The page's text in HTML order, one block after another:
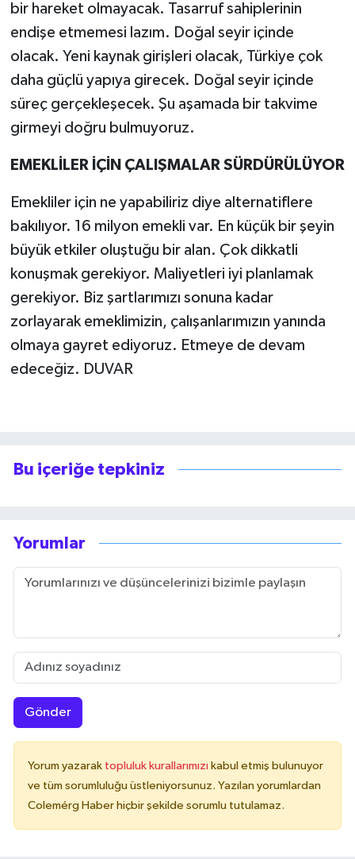
bir hareket olmayacak. Tasarruf sahiplerinin
endişe etmemesi lazım. Doğal seyir içinde
olacak. Yeni kaynak girişleri olacak, Türkiye çok
daha güçlü yapıya girecek. Doğal seyir içinde
süreç gerçekleşecek. Şu aşamada bir takvime
girmeyi doğru bulmuyoruz.
EMEKLİLER İÇİN ÇALIŞMALAR SÜRDÜRÜLÜYOR
Emekliler için ne yapabiliriz diye alternatiflere
bakılıyor. 16 milyon emekli var. En küçük bir şeyin
büyük etkiler oluştuğu bir alan. Çok dikkatli
konuşmak gerekiyor. Maliyetleri iyi planlamak
gerekiyor. Biz şartlarımızı sonuna kadar
zorlayarak emeklimizin, çalışanlarımızın yanında
olmaya gayret ediyoruz. Etmeye de devam
edeceğiz. DUVAR
Bu içeriğe tepkiniz
Yorumlar
Gönder
Yorum yazarak topluluk kurallarımızı kabul etmiş bulunuyor
ve tüm sorumluluğu üstleniyorsunuz. Yazılan yorumlardan
Colemérg Haber hiçbir şekilde sorumlu tutulamaz.